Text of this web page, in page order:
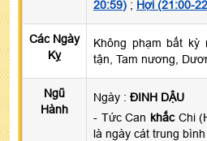
20:59) ; Hợi (21:00-
Các Ngày
Kỵ
Không phạm bất kỳ
tận, Tam nương,
Ngũ
Hành
Ngày : ĐINH DẬU
- Tức Can khắcChi
là ngày cát trung bình